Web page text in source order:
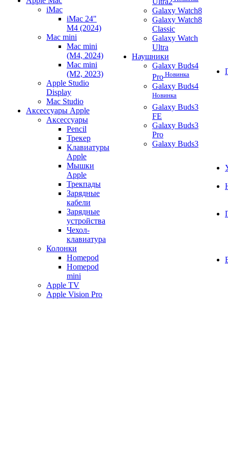
iMac
iMac 24"
M4 (2024)
Mac mini
Mac mini
(M4, 2024)
Mac mini
(M2, 2023)
Apple Studio
Display
Mac Studio
Аксессуары Apple
Аксессуары
Pencil
Трекер
Клавиатуры
Apple
Мышки
Apple
Трекпады
Зарядные
кабели
Зарядные
устройства
Чехол-
клавиатура
Колонки
Homepod
Homepod
mini
Apple TV
Apple Vision Pro
Galaxy Watch8
Galaxy Watch8
Classic
Galaxy Watch
Ultra
Наушники
Galaxy Buds4
Pro Новинка
Galaxy Buds4
Новинка
Galaxy Buds3
FE
Galaxy Buds3
Pro
Galaxy Buds3